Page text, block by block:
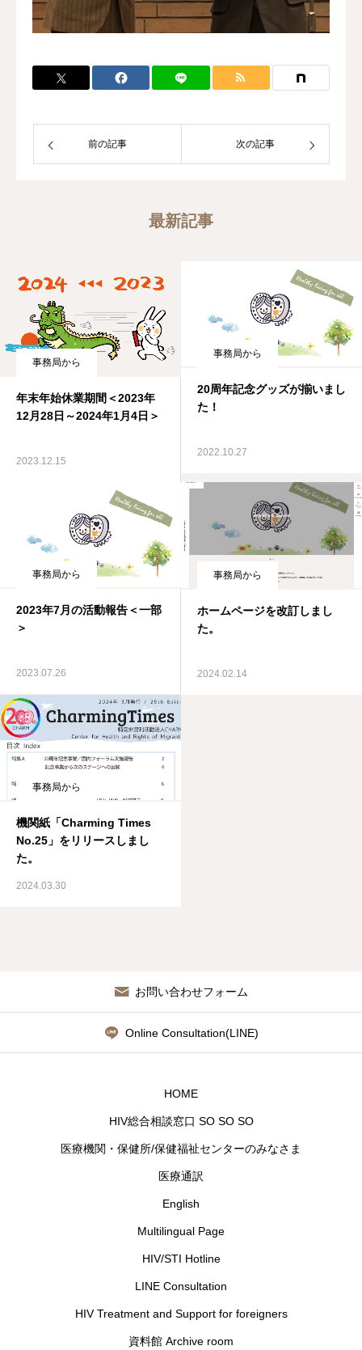
前の記事 次の記事
最新記事
事務局から
年末年始休業期間＜2023年
12月28日～2024年1月4日＞
2023.12.15
事務局から
20周年記念グッズが揃いまし
た！
2022.10.27
事務局から
2023年7月の活動報告＜一部
＞
2023.07.26
事務局から
ホームページを改訂しまし
た。
2024.02.14
事務局から
機関紙「Charming Times
No.25」をリリースしまし
た。
2024.03.30
お問い合わせフォーム
Online Consultation(LINE)
HOME
HIV総合相談窓口 SO SO SO
医療機関・保健所/保健福祉センターのみなさま
医療通訳
English
Multilingual Page
HIV/STI Hotline
LINE Consultation
HIV Treatment and Support for foreigners
資料館 Archive room